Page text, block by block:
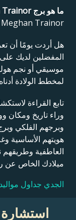
ما هو برج Meghan Trainor؟
Meghan Trainor برج البروج هو الجدي.
هل أردت يومًا أن
المفضلين لديك
موسيقي أو نجم
لمخطط الولادة
تابع القراءة
وراء تاريخ ومكان
وبرجهم الفلكي
هويتهم الأساسية
العاطفية
ميلادك الخاص عن
الجدي جداول